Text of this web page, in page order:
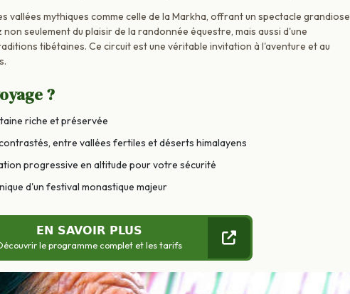
vallées mythiques comme celle de la Markha, offrant un spectacle grandiose
seulement du plaisir de la randonnée équestre, mais aussi d'une
tibétaines. Ce circuit est une véritable invitation à l'aventure et au
?
riche et préservée
entre vallées fertiles et déserts himalayens
progressive en altitude pour votre sécurité
d'un festival monastique majeur
EN SAVOIR PLUS
le programme complet et les tarifs